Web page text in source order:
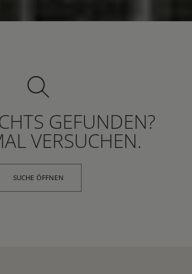
GEFUNDEN?
VERSUCHEN.
SUCHE ÖFFNEN